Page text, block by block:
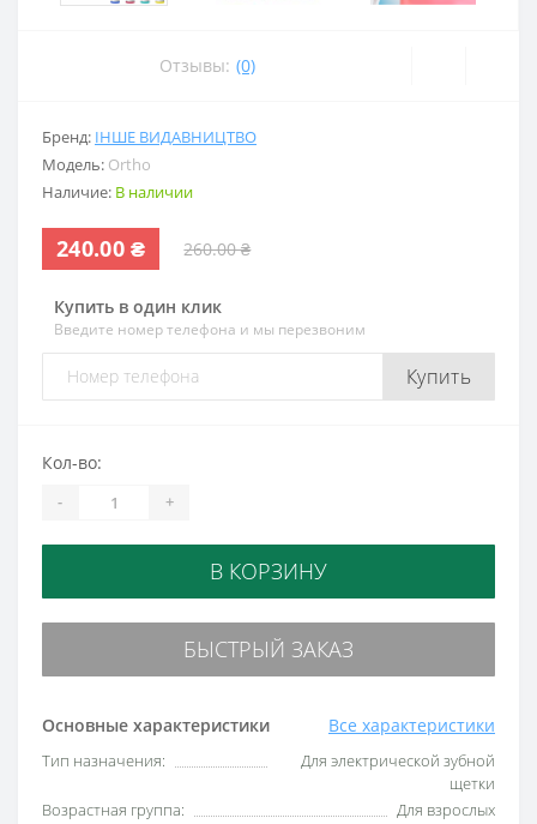
Отзывы: (0)
Бренд: ІНШЕ ВИДАВНИЦТВО
Модель: Ortho
Наличие: В наличии
240.00 ₴ 260.00 ₴
Купить в один клик
Введите номер телефона и мы перезвоним
Купить
Основные характеристики Все характеристики
Тип назначения:
Для электрической зубной
щетки
Возрастная группа:
Для взрослых
Кол-во:
- +
В КОРЗИНУ
БЫСТРЫЙ ЗАКАЗ